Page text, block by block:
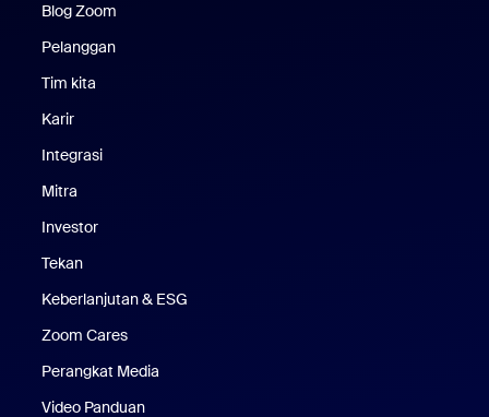
Blog Zoom
Pelanggan
Tim kita
Karir
Integrasi
Mitra
Investor
Tekan
Keberlanjutan & ESG
Zoom Cares
Perangkat Media
Video Panduan